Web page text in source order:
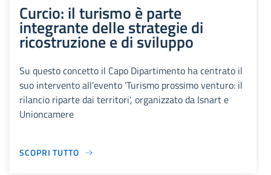
Curcio: il turismo è parte
integrante delle strategie di
ricostruzione e di sviluppo
Su questo concetto il Capo Dipartimento ha centrato il
suo intervento all’evento 'Turismo prossimo venturo: il
rilancio riparte dai territori', organizzato da Isnart e
Unioncamere
SCOPRI TUTTO